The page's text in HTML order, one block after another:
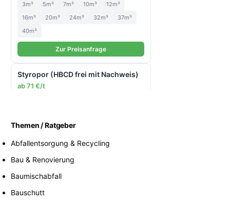
3m³ 5m³ 7m³ 10m³
12m³
16m³
20m³ 24m³ 32m³
37m³
40m³
Zur Preisanfrage
Styropor (HBCD frei mit Nachweis)
ab 71 €/t
Zur Preisanfrage
Schrott
Themen / Ratgeber
Abfallentsorgung & Recycling
Bau & Renovierung
Baumischabfall
Bauschutt